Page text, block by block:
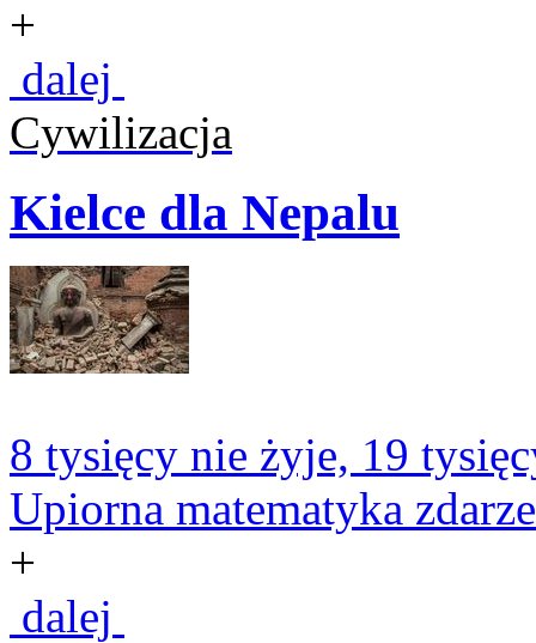
+
dalej
Cywilizacja
Kielce dla Nepalu
8 tysięcy nie żyje, 19
Upiorna matematyka
+
dalej